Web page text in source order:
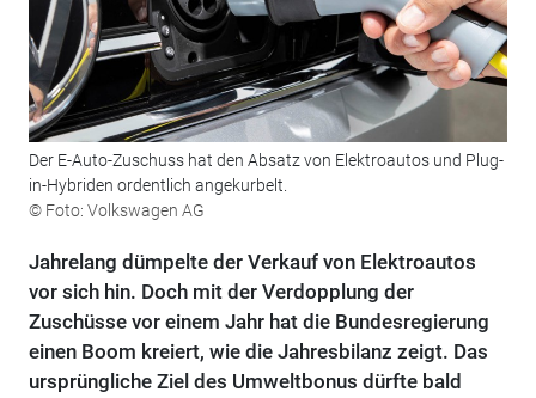
Der E-Auto-Zuschuss hat den Absatz von Elektroautos und Plug-
in-Hybriden ordentlich angekurbelt.
© Foto: Volkswagen AG
Jahrelang dümpelte der Verkauf von Elektroautos
vor sich hin. Doch mit der Verdopplung der
Zuschüsse vor einem Jahr hat die Bundesregierung
einen Boom kreiert, wie die Jahresbilanz zeigt. Das
ursprüngliche Ziel des Umweltbonus dürfte bald